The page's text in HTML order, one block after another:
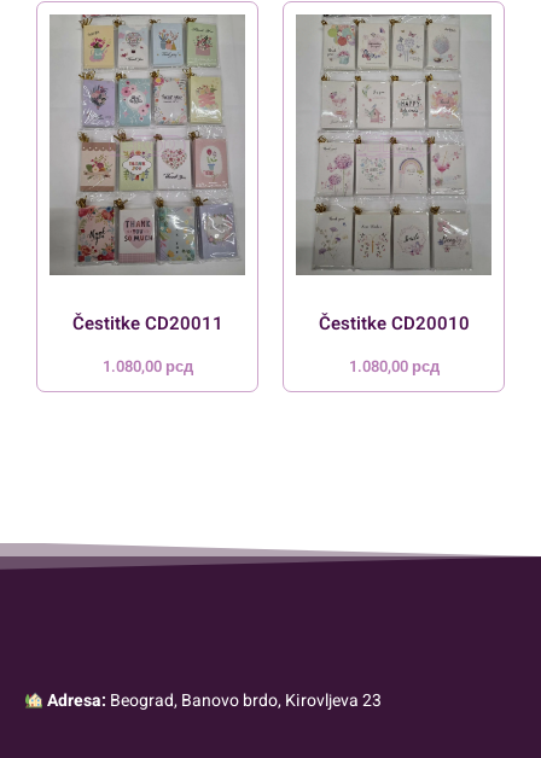
Čestitke CD20011
1.080,00 рсд
Čestitke CD20010
1.080,00 рсд
Adresa: Beograd, Banovo brdo, Kirovljeva 23